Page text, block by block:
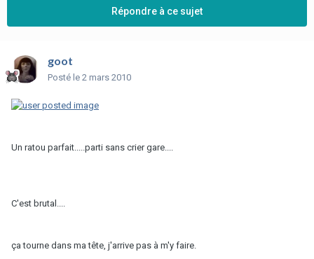
Répondre à ce sujet
goot
Posté le 2 mars 2010
Un ratou parfait.....parti sans crier gare....
C'est brutal....
ça tourne dans ma tête, j'arrive pas à m'y faire.